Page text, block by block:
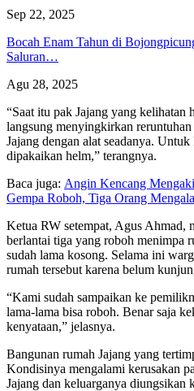
Sep 22, 2025
Bocah Enam Tahun di
Saluran…
Agu 28, 2025
“Saat itu pak Jajang yang kelihatan
langsung menyingkirkan
Jajang dengan alat seadanya.
dipakaikan helm,” terangnya.
Baca juga: Angin Kencang
Gempa Roboh, Tiga Orang
Ketua RW setempat, Agus Ahmad,
berlantai tiga yang roboh menimpa
sudah lama kosong. Selama ini
rumah tersebut karena belum
“Kami sudah sampaikan ke
lama-lama bisa roboh. Benar saja
kenyataan,” jelasnya.
Bangunan rumah Jajang yang
Kondisinya mengalami kerusakan
Jajang dan keluarganya diungsikan